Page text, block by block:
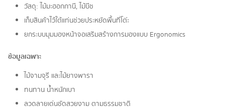
วัสดุ: ไม้มะฮอกกานี, ไม้บีช
เก็บสินค้าไว้ใต้แท่นช่วยประหยัดพื้นที่โต๊ะ
ยกระบบมุมมองหน้าจอเสริมสร้างการมองแบบ Ergonomics
ข้อมูลเฉพาะ
ไม้จามจุรี และไม้ยางพารา
ทนทาน น้ำหนักเบา
ลวดลายเด่นชัดสวยงาม ตามธรรมชาติ